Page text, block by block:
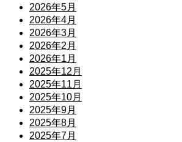
2026年5月
2026年4月
2026年3月
2026年2月
2026年1月
2025年12月
2025年11月
2025年10月
2025年9月
2025年8月
2025年7月